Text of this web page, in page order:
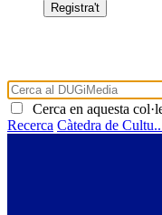
Cerca en aquesta
Recerca Càtedra de